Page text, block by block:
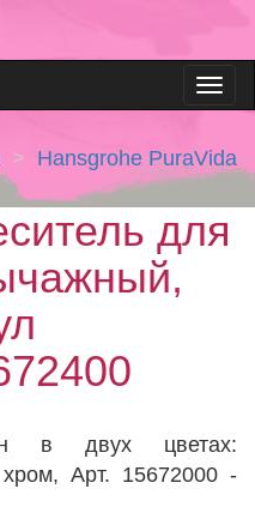
Hansgrohe PuraVida
для
в двух цветах:
Арт. 15672000 -